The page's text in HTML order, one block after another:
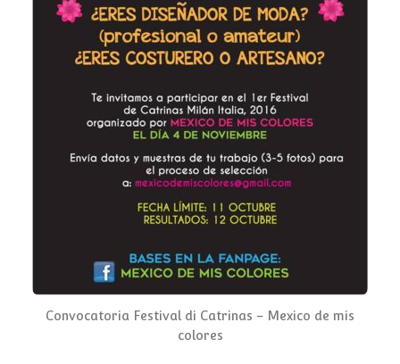
Convocatoria Festival di Catrinas – Mexico de mis
colores